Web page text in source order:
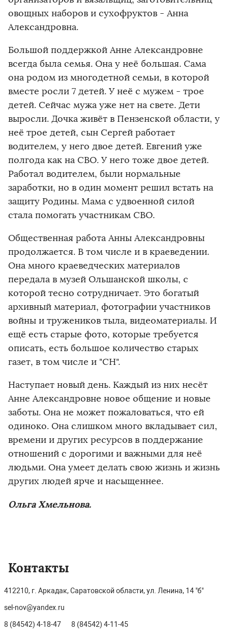
овощных наборов и сухофруктов - Анна
Александровна.
Большой поддержкой Анне Александровне
всегда была семья. Она у неё большая. Сама
она родом из многодетной семьи, в которой
вместе росли 7 детей. У неё с мужем - трое
детей. Сейчас мужа уже нет на свете. Дети
выросли. Дочка живёт в Пензенской области, у
неё трое детей, сын Сергей работает
водителем, у него двое детей. Евгений уже
полгода как на СВО. У него тоже двое детей.
Работал водителем, были нормальные
заработки, но в один момент решил встать на
защиту Родины. Мама с удвоенной силой
стала помогать участникам СВО.
Общественная работа Анны Александровны
продолжается. В том числе и в краеведении.
Она много краеведческих материалов
передала в музей Ольшанской школы, с
которой тесно сотрудничает. Это богатый
архивный материал, фотографии участников
войны и тружеников тыла, видеоматериалы. И
ещё есть старые фото, которые требуется
описать, есть большое количество старых
газет, в том числе и "СН".
Наступает новый день. Каждый из них несёт
Анне Александровне новое общение и новые
заботы. Она не может пожаловаться, что ей
одиноко. Она слишком много вкладывает сил,
времени и других ресурсов в поддержание
отношений с дорогими и важными для неё
людьми. Она умеет делать свою жизнь и жизнь
других людей ярче и насыщеннее.
Ольга Хмельнова.
Контакты
412210, г. Аркадак, Саратовской области, ул. Ленина, 14 "б"
sel-nov@yandex.ru
8 (84542) 4-18-47 8 (84542) 4-11-45